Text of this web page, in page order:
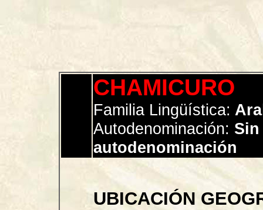
CHAMICURO
Familia Lingüística:
Autodenominación: Sin
autodenominación
UBICACIÓN